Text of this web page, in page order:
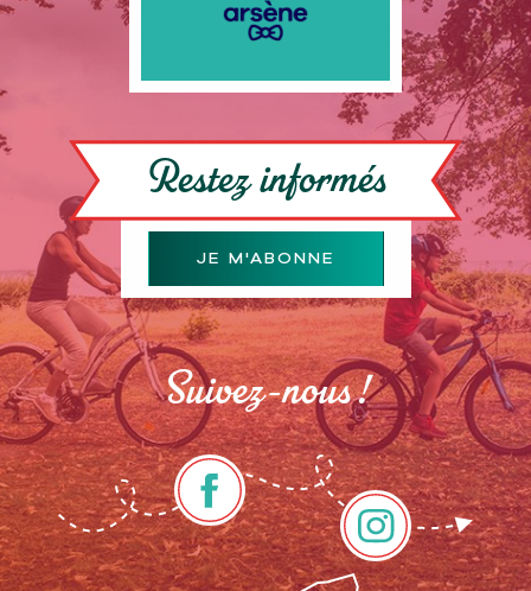
Restez informés
JE M'ABONNE
Suivez-nous !